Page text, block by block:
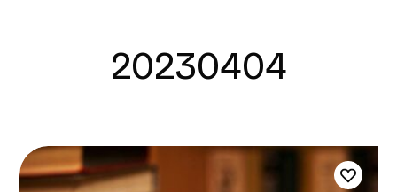
20230404